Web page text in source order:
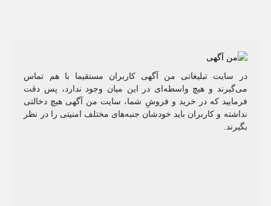
در سایت تبلیغاتی من آگهی کاربران مستقیما با هم تماس
می‌گیرند و هیچ واسطه‌ای در این میان وجود ندارد، پس دقت
فرمایید که در خرید و فروشِ شما، سایت من آگهی هیچ دخالتی
نداشته و کاربران باید خودشان جنبه‌های مختلف امنیتی را در نظر
بگیرند.